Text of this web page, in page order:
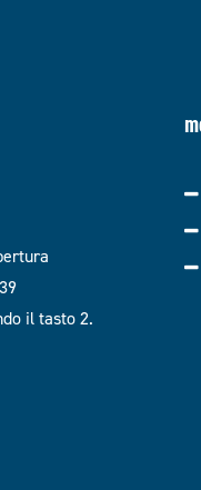
il tasto 2.